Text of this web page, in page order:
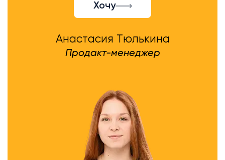
Хочу
Анастасия Тюлькина
Продакт-менеджер